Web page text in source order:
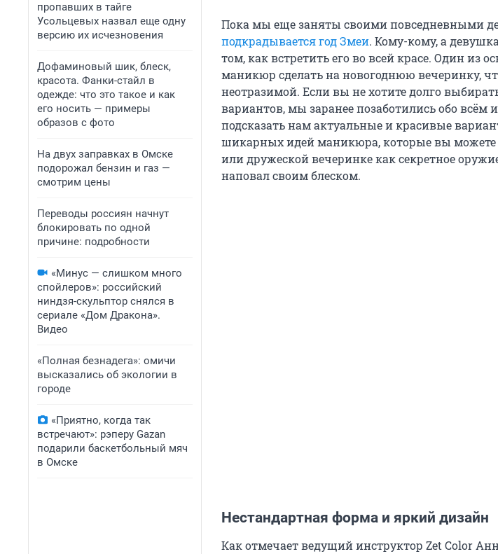
пропавших в тайге
Усольцевых назвал еще одну
версию их исчезновения
Дофаминовый шик, блеск,
красота. Фанки-стайл в
одежде: что это такое и как
его носить — примеры
образов с фото
На двух заправках в Омске
подорожал бензин и газ —
смотрим цены
Переводы россиян начнут
блокировать по одной
причине: подробности
«Минус — слишком много
спойлеров»: российский
ниндзя-скульптор снялся в
сериале «Дом Дракона».
Видео
«Полная безнадега»: омичи
высказались об экологии в
городе
«Приятно, когда так
встречают»: рэперу Gazan
подарили баскетбольный мяч
в Омске
Пока мы еще заняты своими повседневными
подкрадывается год Змеи. Кому-кому, а
том, как встретить его во всей красе. Один из
маникюр сделать на новогоднюю вечеринку,
неотразимой. Если вы не хотите долго
вариантов, мы заранее позаботились обо всём
подсказать нам актуальные и красивые
шикарных идей маникюра, которые вы можете
или дружеской вечеринке как секретное
наповал своим блеском.
Нестандартная форма и яркий дизайн
Как отмечает ведущий инструктор Zet Color